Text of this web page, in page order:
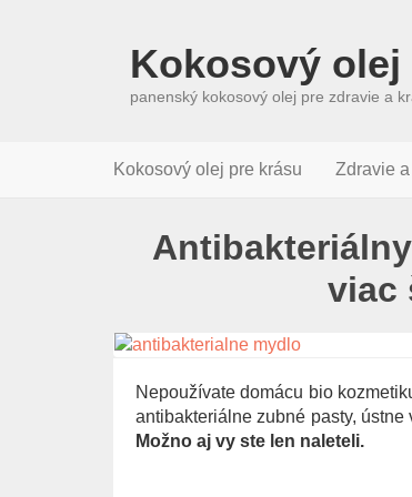
Kokosový olej
panenský kokosový olej pre zdravie a
Kokosový olej pre krásu Zdravie
viac
Nepoužívate domácu bio
antibakteriálne zubné pasty, ústne
Možno aj vy ste len naleteli.